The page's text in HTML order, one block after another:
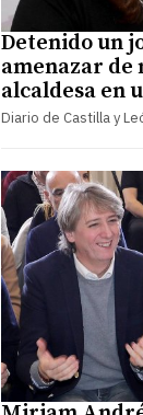
Detenido un
amenazar de
alcaldesa en
Diario de Castilla y